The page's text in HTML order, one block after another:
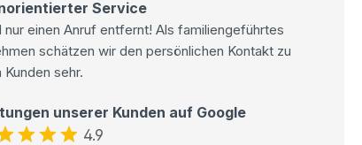
Service
nur einen Anruf entfernt! Als familiengeführtes
schätzen wir den persönlichen Kontakt zu
Kunden sehr.
unserer Kunden auf Google
4.9